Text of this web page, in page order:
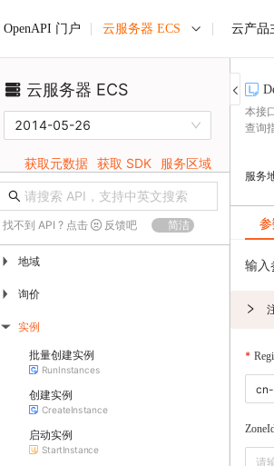
OpenAPI 门户 云服务器 ECS 云产品
云服务器 ECS
2014-05-26
获取元数据 获取 SDK 服务区域
找不到 API ? 点击 反馈吧 简洁
▶ 地域
▶ 询价
▶ 实例
批量创建实例
RunInstances
创建实例
CreateInstance
启动实例
StartInstance
本接
查询
服务
输入